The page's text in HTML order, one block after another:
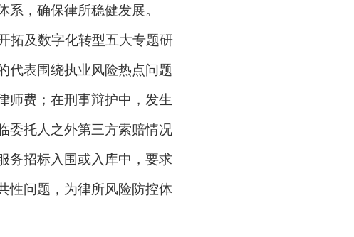
，确保律所稳健发展。
拓及数字化转型五大专题研
代表围绕执业风险热点问题
师费；在刑事辩护中，发生
委托人之外第三方索赔情况
务招标入围或入库中，要求
性问题，为律所风险防控体